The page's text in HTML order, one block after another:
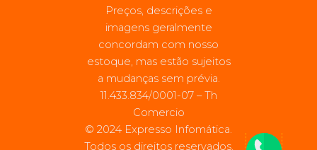
Preços, descrições e
imagens geralmente
concordam com nosso
estoque, mas estão sujeitos
a mudanças sem prévia.
11.433.834/0001-07 – Th
Comercio
© 2024 Expresso Infomática.
Todos os direitos reservados.